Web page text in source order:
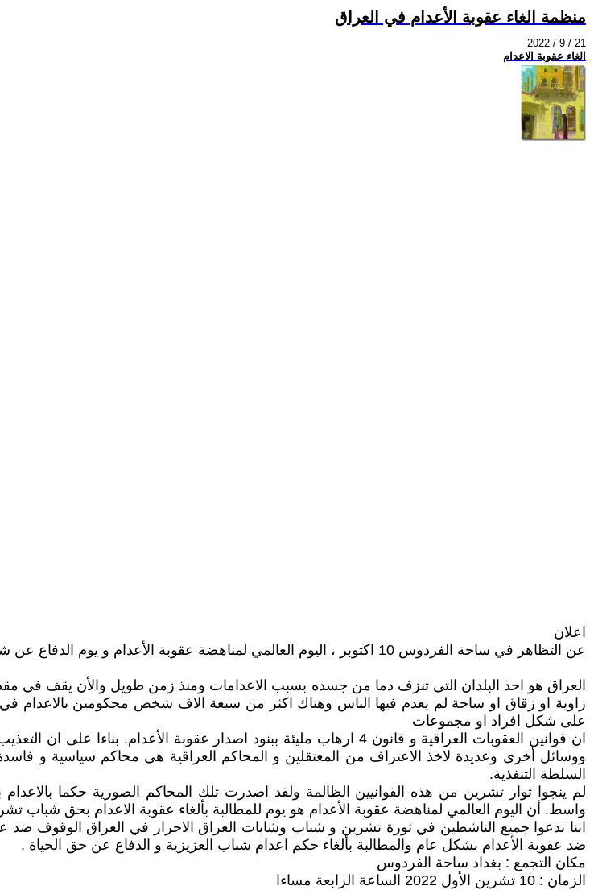
منظمة الغاء عقوبة الأعدام في العراق
2022 / 9 / 21
الغاء عقوبة الاعدام
اعلان
عن التظاهر في ساحة الفردوس 10 اكتوبر ، اليوم العالمي لمناهضة عقوبة الأعدام و يوم الدفاع عن شباب العزيزية!!
على شكل افراد او مجموعات
ان قوانين العقوبات العراقية و قانون 4 ارهاب مليئة ببنود اصدار عقوبة
ووسائل أخرى وعديدة لاخذ الاعتراف من المعتقلين و المحاكم العراقية هي محاكم سياسية و
السلطة التنفذية.
لم ينجوا ثوار تشرين من هذه القوانيين الظالمة ولقد اصدرت تلك المحاكم الصورية حكما
واسط. أن اليوم العالمي لمناهضة عقوبة الأعدام هو يوم للمطالبة بألغاء عقوبة الاعدام بحق شباب
اننا ندعوا جميع الناشطين في ثورة تشرين و شباب وشابات العراق الاحرار في العراق الوقوف ضد
ضد عقوبة الأعدام بشكل عام والمطالبة بألغاء حكم اعدام شباب العزيزية و الدفاع عن حق الحياة .
مكان التجمع : بغداد ساحة الفردوس
الزمان : 10 تشرين الأول 2022 الساعة الرابعة مساءا